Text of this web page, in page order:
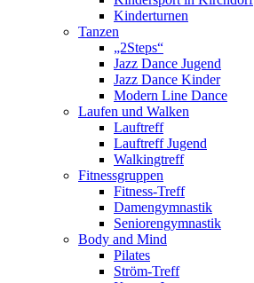
Kinderturnen
Tanzen
„2Steps“
Jazz Dance Jugend
Jazz Dance Kinder
Modern Line Dance
Laufen und Walken
Lauftreff
Lauftreff Jugend
Walkingtreff
Fitnessgruppen
Fitness-Treff
Damengymnastik
Seniorengymnastik
Body and Mind
Pilates
Ström-Treff